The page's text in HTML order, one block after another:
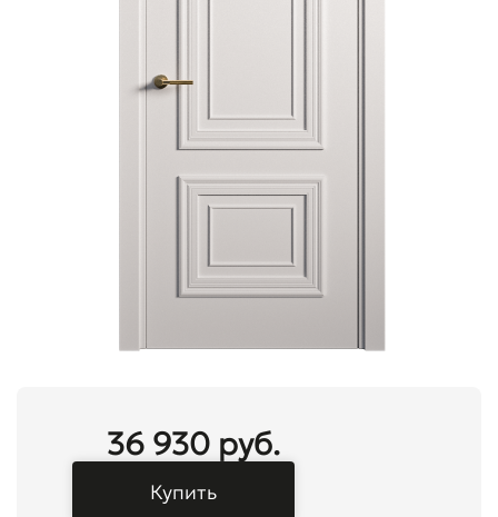
36 930 руб.
Купить